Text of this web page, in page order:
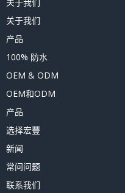
关于我们
产品
100% 防水
OEM & ODM
OEM和ODM
产品
选择宏豐
新闻
常问问题
联系我们